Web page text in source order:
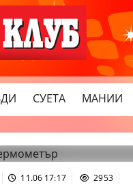
СУЕТА МАНИИ
11.06 17:17 2953